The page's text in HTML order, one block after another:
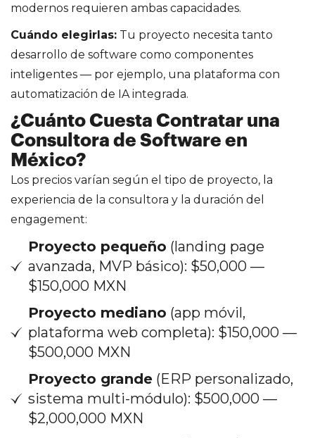
modernos requieren ambas capacidades.
Cuándo elegirlas: Tu proyecto necesita tanto
desarrollo de software como componentes
inteligentes — por ejemplo, una plataforma con
automatización de IA integrada.
¿Cuánto Cuesta Contratar una
Consultora de Software en
México?
Los precios varían según el tipo de proyecto, la
experiencia de la consultora y la duración del
engagement:
Proyecto pequeño (landing page
avanzada, MVP básico): $50,000 —
$150,000 MXN
Proyecto mediano (app móvil,
plataforma web completa): $150,000 —
$500,000 MXN
Proyecto grande (ERP personalizado,
sistema multi-módulo): $500,000 —
$2,000,000 MXN